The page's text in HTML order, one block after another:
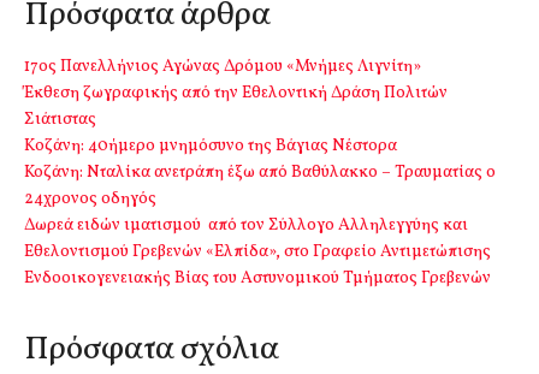
Πρόσφατα άρθρα
17ος Πανελλήνιος Αγώνας Δρόμου «Μνήμες Λιγνίτη»
Έκθεση ζωγραφικής από την Εθελοντική Δράση Πολιτών
Σιάτιστας
Kοζάνη: 40ήμερο μνημόσυνο της Βάγιας Νέστορα
Κοζάνη: Νταλίκα ανετράπη έξω από Βαθύλακκο – Τραυματίας ο
24χρονος οδηγός
Δωρεά ειδών ιματισμού από τον Σύλλογο Αλληλεγγύης και
Εθελοντισμού Γρεβενών «Ελπίδα», στο Γραφείο Αντιμετώπισης
Ενδοοικογενειακής Βίας του Αστυνομικού Τμήματος Γρεβενών
Πρόσφατα σχόλια